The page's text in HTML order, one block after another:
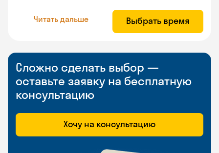
Читать дальше Выбрать время
Сложно сделать выбор —
оставьте заявку на бесплатную
консультацию
Хочу на консультацию